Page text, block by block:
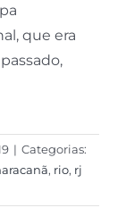
que era
| Categorias:
, rio, rj